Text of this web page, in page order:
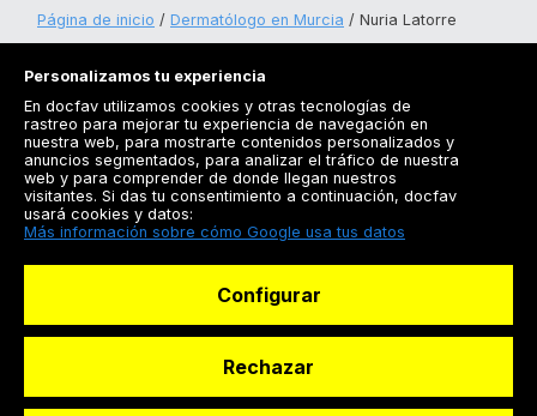
Página de inicio Dermatólogo en Murcia Nuria Latorre
Registrarse
Docfav
Personalizamos tu experiencia
En docfav utilizamos cookies y otras tecnologías de
rastreo para mejorar tu experiencia de navegación en
nuestra web, para mostrarte contenidos personalizados y
anuncios segmentados, para analizar el tráfico de nuestra
web y para comprender de donde llegan nuestros
visitantes. Si das tu consentimiento a continuación, docfav
usará cookies y datos:
Más información sobre cómo Google usa tus datos
Configurar
Rechazar